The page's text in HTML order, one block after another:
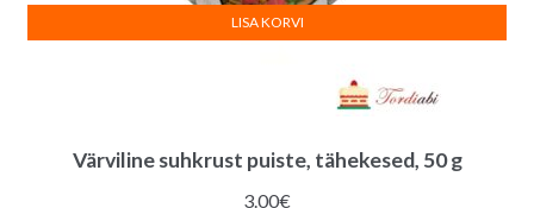
Värviline suhkrust puiste, tähekesed, 50 g
3.00€
LISA KORVI